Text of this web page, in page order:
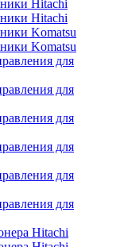
Hitachi
Hitachi
Komatsu
Komatsu
для
для
для
для
для
для
Hitachi